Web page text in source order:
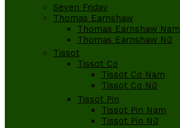
Seven Friday
Thomas Earnshaw
Thomas Earnshaw Nam
Thomas Earnshaw Nữ
Tissot
Tissot Cơ
Tissot Cơ Nam
Tissot Cơ Nữ
Tissot Pin
Tissot Pin Nam
Tissot Pin Nữ